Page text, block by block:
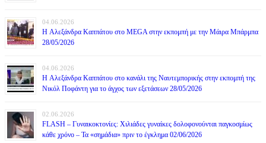
04.06.2026
H Αλεξάνδρα Καππάτου στο MEGA στην εκπομπή με την Μάιρα Mπάρμπα
28/05/2026
04.06.2026
H Αλεξάνδρα Καππάτου στο κανάλι της Ναυτεμπορικής στην εκπομπή της
Νικόλ Ποφάντη για το άγχος των εξετάσεων 28/05/2026
02.06.2026
FLASH – Γυναικοκτονίες: Χιλιάδες γυναίκες δολοφονούνται παγκοσμίως
κάθε χρόνο – Τα «σημάδια» πριν το έγκλημα 02/06/2026